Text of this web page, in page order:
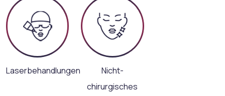
Laserbehandlungen
Nicht-
chirurgisches